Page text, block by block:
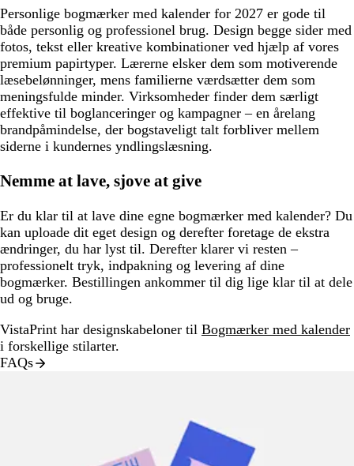
Personlige bogmærker med kalender for 2027 er gode til
både personlig og professionel brug. Design begge sider med
fotos, tekst eller kreative kombinationer ved hjælp af vores
premium papirtyper. Lærerne elsker dem som motiverende
læsebelønninger, mens familierne værdsætter dem som
meningsfulde minder. Virksomheder finder dem særligt
effektive til boglanceringer og kampagner – en årelang
brandpåmindelse, der bogstaveligt talt forbliver mellem
siderne i kundernes yndlingslæsning.
Nemme at lave, sjove at give
Er du klar til at lave dine egne bogmærker med kalender? Du
kan uploade dit eget design og derefter foretage de ekstra
ændringer, du har lyst til. Derefter klarer vi resten –
professionelt tryk, indpakning og levering af dine
bogmærker. Bestillingen ankommer til dig lige klar til at dele
ud og bruge.
VistaPrint har designskabeloner til Bogmærker med kalender
i forskellige stilarter.
FAQs